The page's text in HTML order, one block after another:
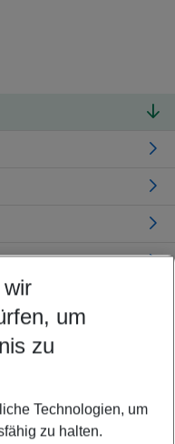
best
um
zu
Technologien, um
zu halten.